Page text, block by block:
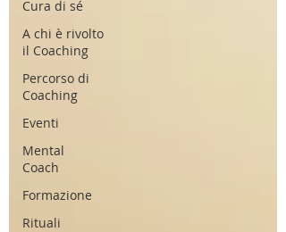
Cura di sé
A chi è rivolto
il Coaching
Percorso di
Coaching
Eventi
Mental
Coach
Formazione
Rituali